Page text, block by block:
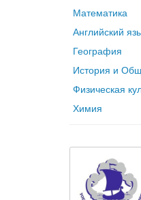
Математика
Английский
География
История и
Физическая
Химия